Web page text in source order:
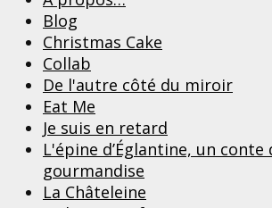
Blog
Christmas Cake
Collab
De l'autre côté du miroir
Eat Me
Je suis en retard
L'épine d’Églantine, un
gourmandise
La Châteleine